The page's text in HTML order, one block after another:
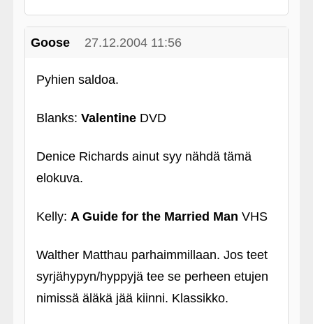
Goose 27.12.2004 11:56
Pyhien saldoa.
Blanks: ValentineDVD
Denice Richards ainut syy nähdä tämä
elokuva.
Kelly: A Guide for the Married Man VHS
Walther Matthau parhaimmillaan. Jos teet
syrjähypyn/hyppyjä tee se perheen etujen
nimissä äläkä jää kiinni. Klassikko.